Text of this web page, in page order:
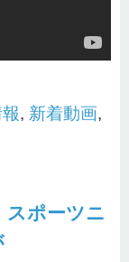
, 新着動画,
スポーツニ